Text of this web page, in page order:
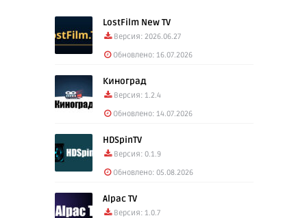
LostFilm New TV
Версия: 2026.06.27
Обновлено: 16.07.2026
Киноград
Версия: 1.2.4
Обновлено: 14.07.2026
HDSpinTV
Версия: 0.1.9
Обновлено: 05.08.2026
Alpac TV
Версия: 1.0.7